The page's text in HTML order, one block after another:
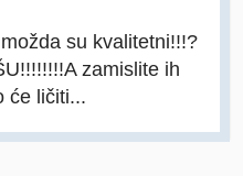
su kvalitetni!!!?
zamislite ih
će ličiti...